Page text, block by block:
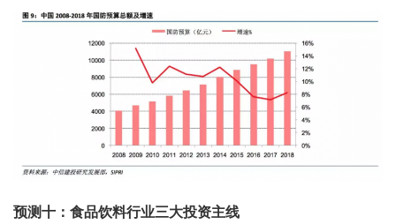
预测十：食品饮料行业三大投资主线